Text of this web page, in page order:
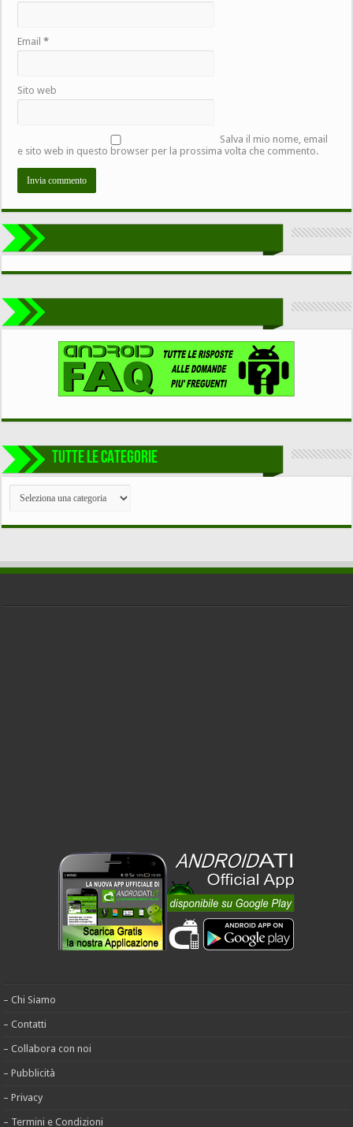
Email*
Sito web
Salva il mio nome, email
e sito web in questo browser per la prossima volta che commento.
TUTTE LE CATEGORIE
TUTTE
CATEGORIE
– Chi Siamo
– Contatti
– Collabora con noi
– Pubblicità
– Privacy
– Termini e Condizioni